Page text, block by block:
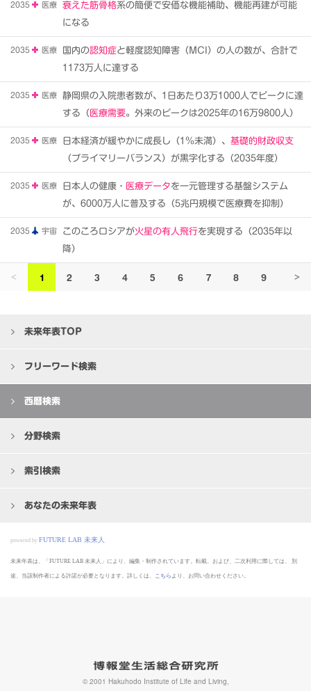
2035 医療 衰えた筋骨格系の簡便で安価な機能補助、機能再建が可能
になる
2035 医療 国内の認知症と軽度認知障害（MCI）の人の数が、合計で
1173万人に達する
2035 医療
静岡県の入院患者数が、1日あたり3万1000人でピークに達
する（ 医療需要。外来のピークは2025年の16万9800人）
2035 医療 日本経済が緩やかに成長し（1％未満）、 基礎的財政収支
（プライマリーバランス）が黒字化する（2035年度）
2035 医療 日本人の健康・ 医療データを一元管理する基盤システム
が、6000万人に普及する（5兆円規模で医療費を抑制）
2035 宇宙 このころロシアが火星の有人飛行を実現する（2035年以
降）
< 1 2 3 4 5 6 7 8 9 10>
未来年表TOP
フリーワード検索
西暦検索
分野検索
索引検索
あなたの未来年表
未来年表は、「FUTURE LAB 未来人」により、編集・制作されています。転載、および、二次利用に際しては、 別
途、当該制作者による許諾が必要となります。詳しくは、 こちら より、お問い合わせください。
powered by FUTURE LAB 未来人
© 2001 Hakuhodo Institute of Life and Living,